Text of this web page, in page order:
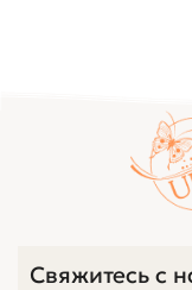
Свяжитесь с